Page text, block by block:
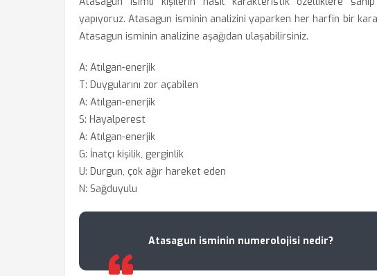
yapıyoruz. Atasagun isminin analizini yaparken her harfin bir
Atasagun isminin analizine aşağıdan ulaşabilirsiniz.
A: Atılgan-enerjik
T: Duygularını zor açabilen
A: Atılgan-enerjik
S: Hayalperest
A: Atılgan-enerjik
G: İnatçı kişilik, gerginlik
U: Durgun, çok ağır hareket eden
N: Sağduyulu
Atasagun isminin numerolojisi nedir?